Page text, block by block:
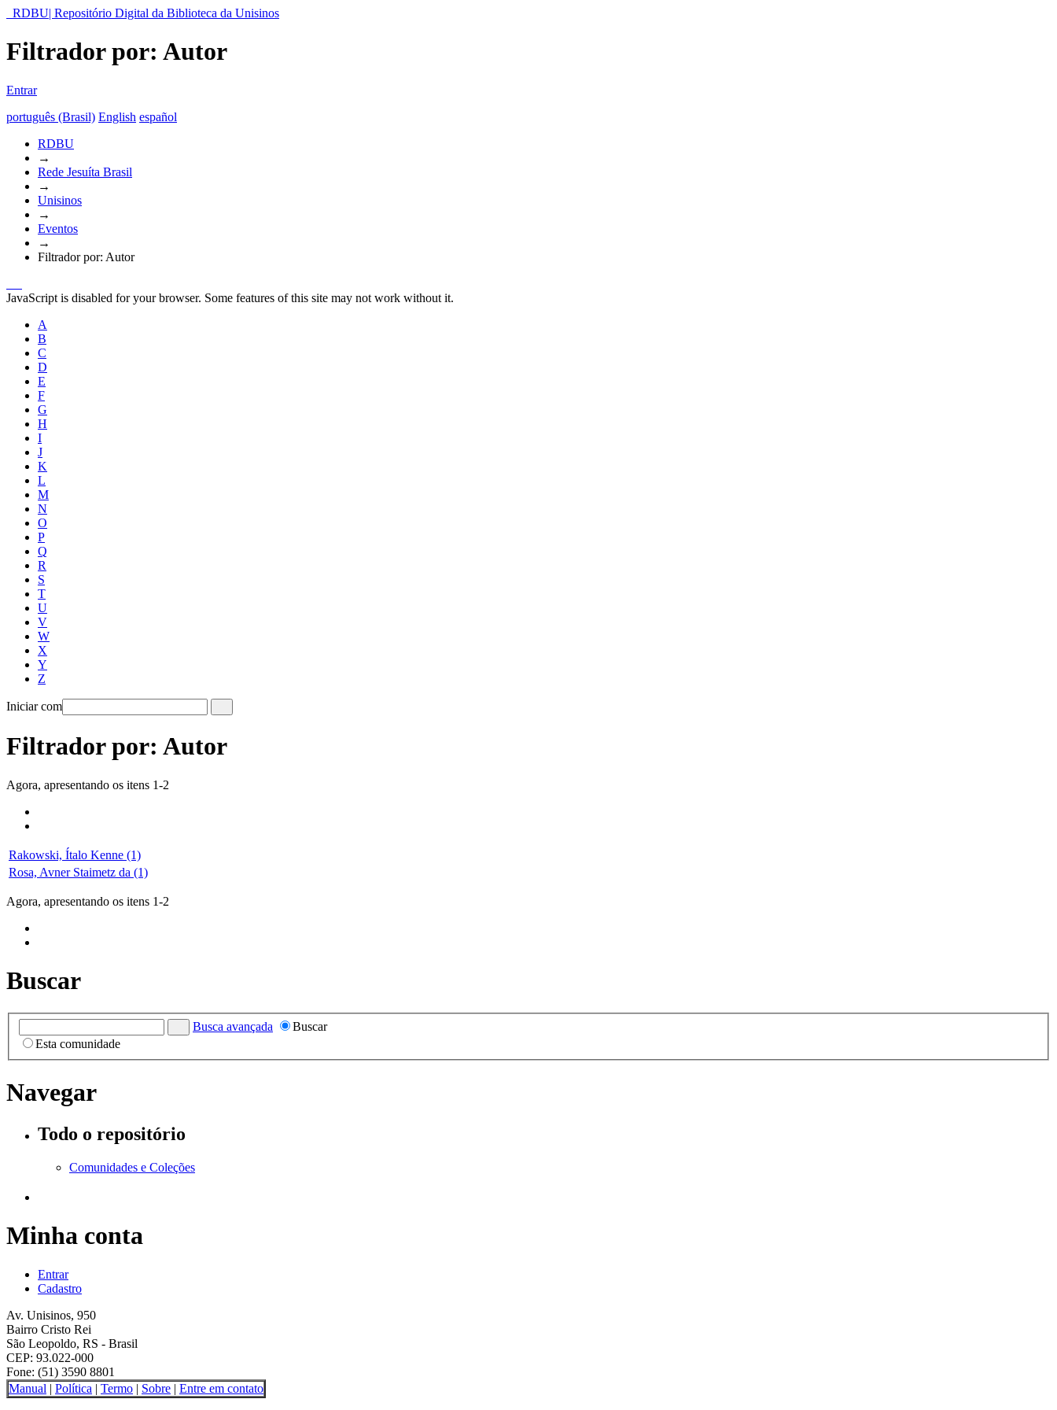
RDBU| Repositório Digital da Biblioteca da Unisinos
Filtrador por: Autor
Entrar
português (Brasil) English español
RDBU
→
Rede Jesuíta Brasil
→
Unisinos
→
Eventos
→
Filtrador por: Autor
JavaScript is disabled for your browser. Some features of this site may not work without it.
A
B
C
D
E
F
G
H
I
J
K
L
M
N
O
P
Q
R
S
T
U
V
W
X
Y
Z
Iniciar com
Filtrador por: Autor
Agora, apresentando os itens 1-2
Rakowski, Ítalo Kenne (1)
Rosa, Avner Staimetz da (1)
Agora, apresentando os itens 1-2
Buscar
Busca avançada
Buscar
Esta comunidade
Navegar
Todo o repositório
Comunidades e Coleções
Minha conta
Entrar
Cadastro
Av. Unisinos, 950
Bairro Cristo Rei
São Leopoldo, RS - Brasil
CEP: 93.022-000
Fone: (51) 3590 8801
Manual | Política | Termo | Sobre | Entre em contato